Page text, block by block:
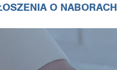
O NABORACH